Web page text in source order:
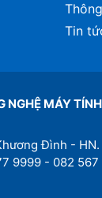
Tin
NGHỆ MÁY
Đình - HN.
9999 - 082 567